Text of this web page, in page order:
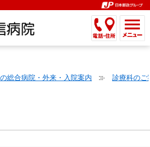
総合病院・外来・入院案内 診療科のご